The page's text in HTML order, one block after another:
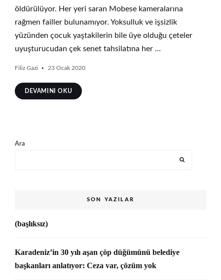
öldürülüyor. Her yeri saran Mobese kameralarına
rağmen failler bulunamıyor. Yoksulluk ve işsizlik
yüzünden çocuk yaştakilerin bile üye olduğu çeteler
uyuşturucudan çek senet tahsilatına her …
Filiz Gazi 23 Ocak 2020
DEVAMINI OKU
Ara
SON YAZILAR
(başlıksız)
Karadeniz’in 30 yılı aşan çöp düğümünü belediye
başkanları anlatıyor: Ceza var, çözüm yok